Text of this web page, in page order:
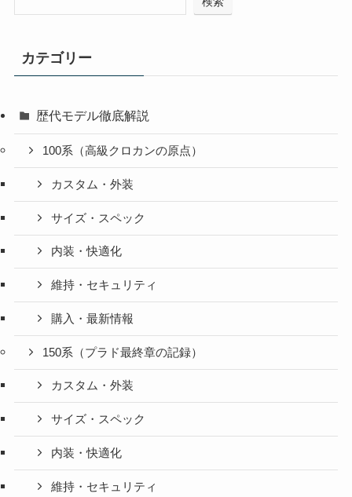
カテゴリー
歴代モデル徹底解説
100系（高級クロカンの原点）
カスタム・外装
サイズ・スペック
内装・快適化
維持・セキュリティ
購入・最新情報
150系（プラド最終章の記録）
カスタム・外装
サイズ・スペック
内装・快適化
維持・セキュリティ